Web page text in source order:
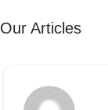
Our Articles